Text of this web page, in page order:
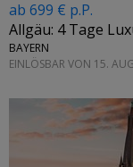
ab 699 € p.P.
Allgäu: 4 Tage
BAYERN
EINLÖSBAR VON 15.